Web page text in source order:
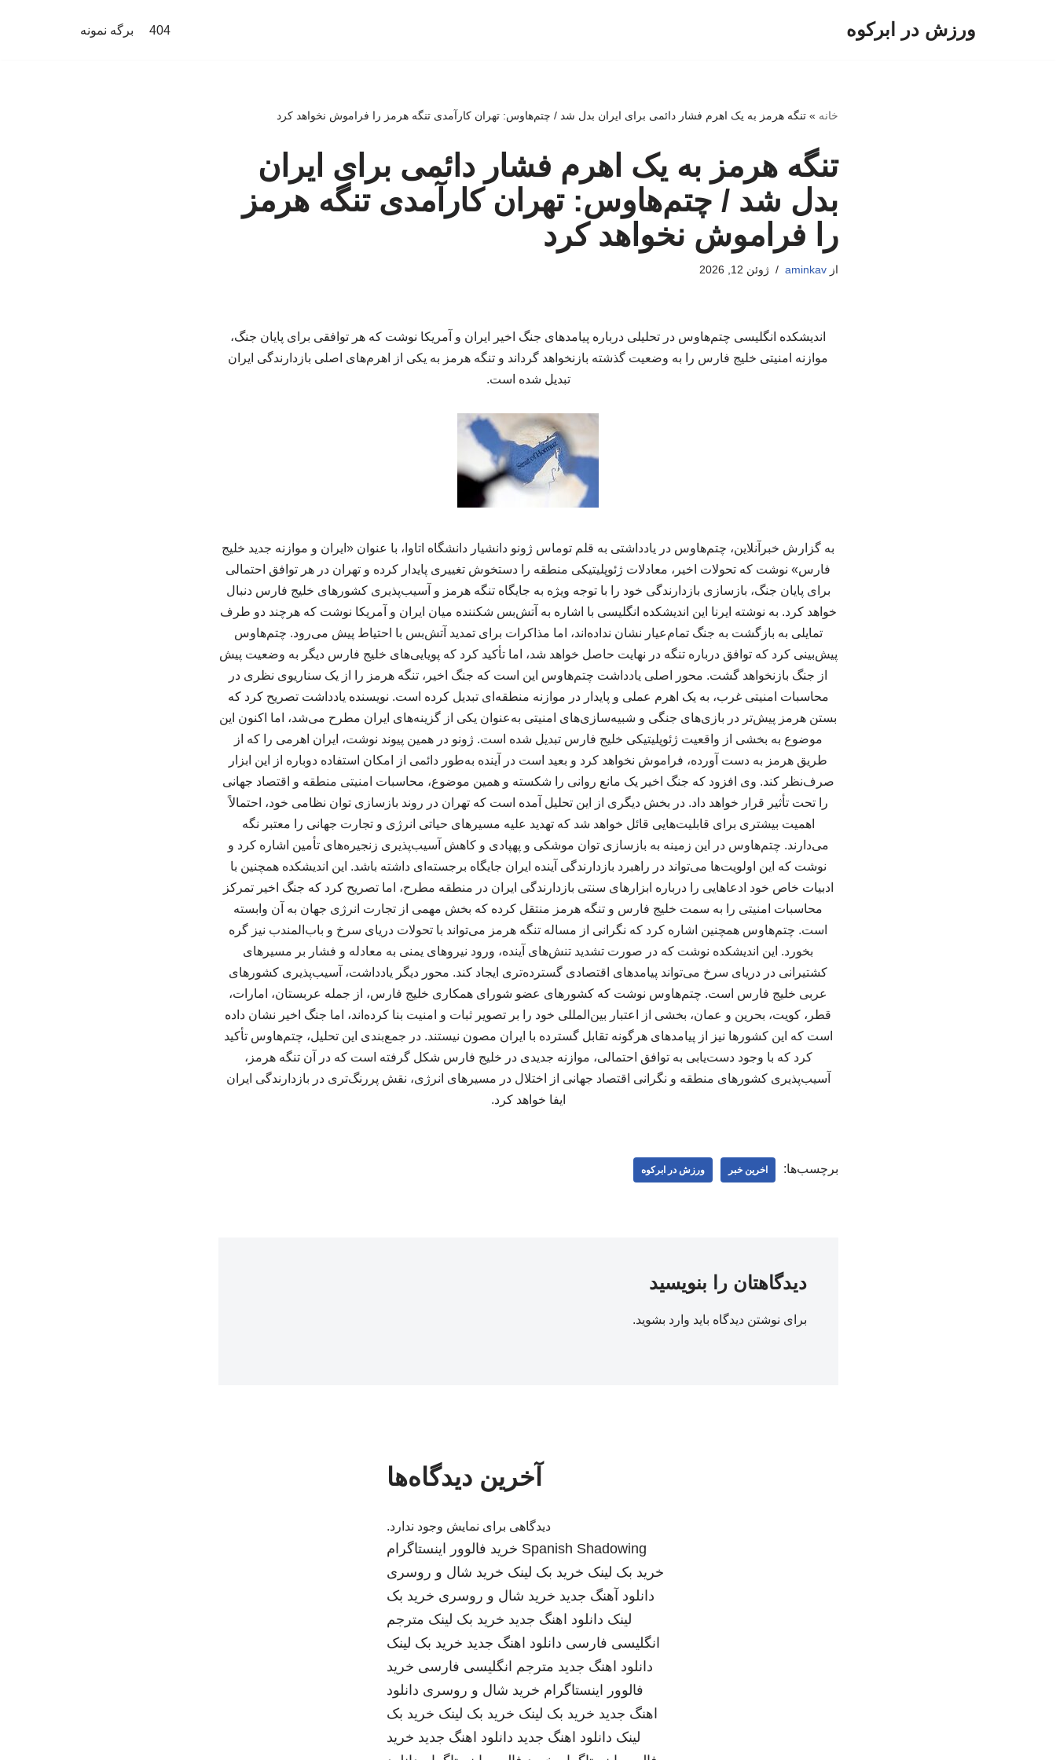
ورزش در ابرکوه 404 برگه نمونه
خانه »تنگه هرمز به یک اهرم فشار دائمی برای ایران بدل شد / چتم‌هاوس: تهران کارآمدی تنگه هرمز را فراموش نخواهد کرد
تنگه هرمز به یک اهرم فشار دائمی برای ایران
بدل شد / چتم‌هاوس: تهران کارآمدی تنگه هرمز
را فراموش نخواهد کرد
ازaminkav ژوئن 12, 2026
اندیشکده انگلیسی چتم‌هاوس در تحلیلی درباره پیامدهای جنگ اخیر ایران و آمریکا نوشت که هر توافقی برای پایان جنگ،
موازنه امنیتی خلیج فارس را به وضعیت گذشته بازنخواهد گرداند و تنگه هرمز به یکی از اهرم‌های اصلی بازدارندگی ایران
تبدیل شده است.
به گزارش خبرآنلاین، چتم‌هاوس در یادداشتی به قلم توماس ژونو دانشیار دانشگاه اتاوا، با عنوان «ایران و موازنه جدید خلیج
فارس» نوشت که تحولات اخیر، معادلات ژئوپلیتیکی منطقه را دستخوش تغییری پایدار کرده و تهران در هر توافق احتمالی
برای پایان جنگ، بازسازی بازدارندگی خود را با توجه ویژه به جایگاه تنگه هرمز و آسیب‌پذیری کشورهای خلیج فارس دنبال
خواهد کرد. به نوشته ایرنا این اندیشکده انگلیسی با اشاره به آتش‌بس شکننده میان ایران و آمریکا نوشت که هرچند دو طرف
تمایلی به بازگشت به جنگ تمام‌عیار نشان نداده‌اند، اما مذاکرات برای تمدید آتش‌بس با احتیاط پیش می‌رود. چتم‌هاوس
پیش‌بینی کرد که توافق درباره تنگه در نهایت حاصل خواهد شد، اما تأکید کرد که پویایی‌های خلیج فارس دیگر به وضعیت پیش
از جنگ بازنخواهد گشت. محور اصلی یادداشت چتم‌هاوس این است که جنگ اخیر، تنگه هرمز را از یک سناریوی نظری در
محاسبات امنیتی غرب، به یک اهرم عملی و پایدار در موازنه منطقه‌ای تبدیل کرده است. نویسنده یادداشت تصریح کرد که
بستن هرمز پیش‌تر در بازی‌های جنگی و شبیه‌سازی‌های امنیتی به‌عنوان یکی از گزینه‌های ایران مطرح می‌شد، اما اکنون این
موضوع به بخشی از واقعیت ژئوپلیتیکی خلیج فارس تبدیل شده است. ژونو در همین پیوند نوشت، ایران اهرمی را که از
طریق هرمز به دست آورده، فراموش نخواهد کرد و بعید است در آینده به‌طور دائمی از امکان استفاده دوباره از این ابزار
صرف‌نظر کند. وی افزود که جنگ اخیر یک مانع روانی را شکسته و همین موضوع، محاسبات امنیتی منطقه و اقتصاد جهانی
را تحت تأثیر قرار خواهد داد. در بخش دیگری از این تحلیل آمده است که تهران در روند بازسازی توان نظامی خود، احتمالاً
اهمیت بیشتری برای قابلیت‌هایی قائل خواهد شد که تهدید علیه مسیرهای حیاتی انرژی و تجارت جهانی را معتبر نگه
می‌دارند. چتم‌هاوس در این زمینه به بازسازی توان موشکی و پهپادی و کاهش آسیب‌پذیری زنجیره‌های تأمین اشاره کرد و
نوشت که این اولویت‌ها می‌تواند در راهبرد بازدارندگی آینده ایران جایگاه برجسته‌ای داشته باشد. این اندیشکده همچنین با
ادبیات خاص خود ادعاهایی را درباره ابزارهای سنتی بازدارندگی ایران در منطقه مطرح، اما تصریح کرد که جنگ اخیر تمرکز
محاسبات امنیتی را به سمت خلیج فارس و تنگه هرمز منتقل کرده که بخش مهمی از تجارت انرژی جهان به آن وابسته
است. چتم‌هاوس همچنین اشاره کرد که نگرانی از مساله تنگه هرمز می‌تواند با تحولات دریای سرخ و باب‌المندب نیز گره
بخورد. این اندیشکده نوشت که در صورت تشدید تنش‌های آینده، ورود نیروهای یمنی به معادله و فشار بر مسیرهای
کشتیرانی در دریای سرخ می‌تواند پیامدهای اقتصادی گسترده‌تری ایجاد کند. محور دیگر یادداشت، آسیب‌پذیری کشورهای
عربی خلیج فارس است. چتم‌هاوس نوشت که کشورهای عضو شورای همکاری خلیج فارس، از جمله عربستان، امارات،
قطر، کویت، بحرین و عمان، بخشی از اعتبار بین‌المللی خود را بر تصویر ثبات و امنیت بنا کرده‌اند، اما جنگ اخیر نشان داده
است که این کشورها نیز از پیامدهای هرگونه تقابل گسترده با ایران مصون نیستند. در جمع‌بندی این تحلیل، چتم‌هاوس تأکید
کرد که با وجود دست‌یابی به توافق احتمالی، موازنه جدیدی در خلیج فارس شکل گرفته است که در آن تنگه هرمز،
آسیب‌پذیری کشورهای منطقه و نگرانی اقتصاد جهانی از اختلال در مسیرهای انرژی، نقش پررنگ‌تری در بازدارندگی ایران
ایفا خواهد کرد.
برچسب‌ها: اخرین خبر ورزش در ابرکوه
دیدگاهتان را بنویسید
برای نوشتن دیدگاه باید وارد بشوید.
آخرین دیدگاه‌ها
دیدگاهی برای نمایش وجود ندارد.
Spanish Shadowing خرید فالوور اینستاگرام
خرید بک لینک خرید بک لینک خرید شال و روسری
دانلود آهنگ جدید خرید شال و روسری خرید بک
لینک دانلود اهنگ جدید خرید بک لینک مترجم
انگلیسی فارسی دانلود اهنگ جدید خرید بک لینک
دانلود اهنگ جدید مترجم انگلیسی فارسی خرید
فالوور اینستاگرام خرید شال و روسری دانلود
اهنگ جدید خرید بک لینک خرید بک لینک خرید بک
لینک دانلود اهنگ جدید دانلود اهنگ جدید خرید